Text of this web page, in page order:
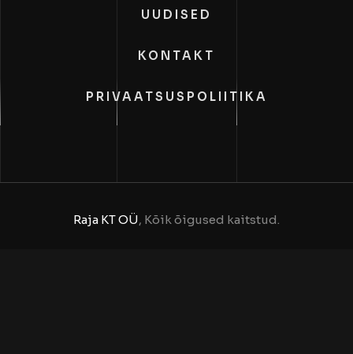
UUDISED
KONTAKT
PRIVAATSUSPOLIITIKA
Raja KT OÜ, Kõik õigused kaitstud.